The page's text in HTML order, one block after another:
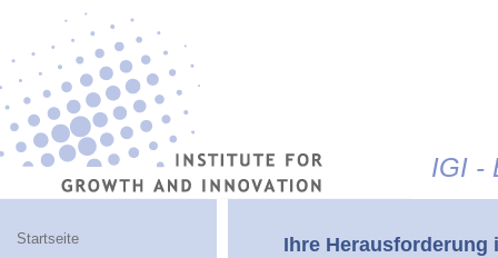
IGI -
Ihre
Startseite